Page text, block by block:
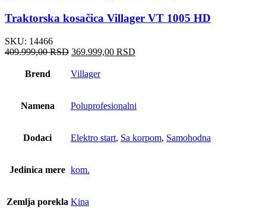
Traktorska kosačica Villager VT 1005 HD
SKU: 14466
409.999,00RSD Оригинална
је
369.999,00 RSD
Brend Villager
Namena Poluprofesionalni
Dodaci Elektro start, Sa korpom, Samohodna
Jedinica mere kom.
Zemlja porekla Kina